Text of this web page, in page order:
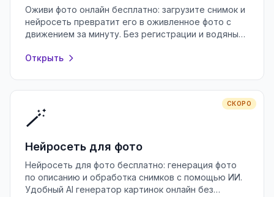
Оживи фото онлайн бесплатно: загрузите снимок и
нейросеть превратит его в оживленное фото с
движением за минуту. Без регистрации и водяных
Открыть
СКОРО
🪄
Нейросеть для фото
Нейросеть для фото бесплатно: генерация фото
по описанию и обработка снимков с помощью ИИ.
Удобный AI генератор картинок онлайн без